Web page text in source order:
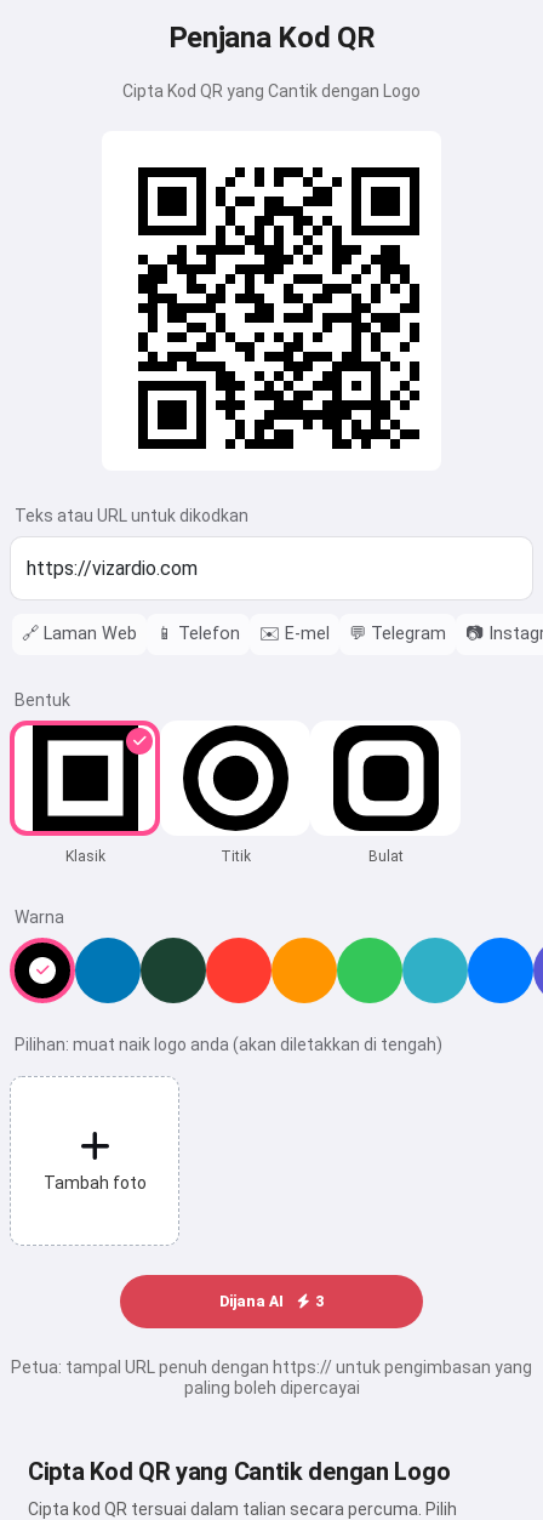
Penjana Kod QR
Cipta Kod QR yang Cantik dengan Logo
Teks atau URL untuk dikodkan
🔗 Laman Web 📱 Telefon ✉️ E-mel 💬 Telegram 📷
Bentuk
Klasik Titik Bulat
Warna
Pilihan: muat naik logo anda (akan diletakkan di tengah)
Tambah foto
Dijana AI 3
Petua: tampal URL penuh dengan https:// untuk pengimbasan yang
paling boleh dipercayai
Cipta Kod QR yang Cantik dengan Logo
Cipta kod QR tersuai dalam talian secara percuma. Pilih